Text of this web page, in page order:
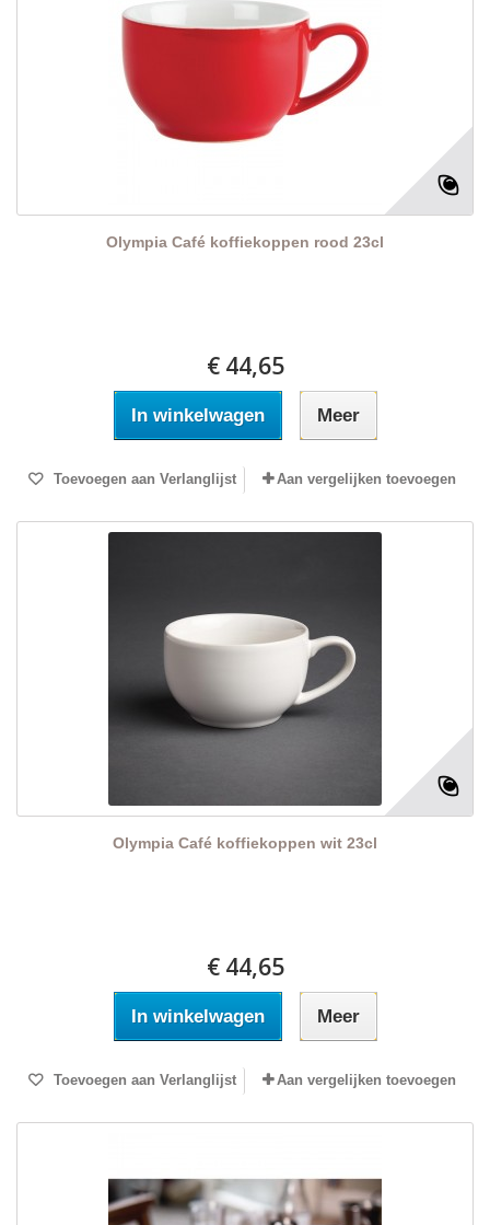
Olympia Café koffiekoppen rood 23cl
€ 44,65
In winkelwagen Meer
Toevoegen aan Verlanglijst Aan vergelijken toevoegen
Olympia Café koffiekoppen wit 23cl
€ 44,65
In winkelwagen Meer
Toevoegen aan Verlanglijst Aan vergelijken toevoegen